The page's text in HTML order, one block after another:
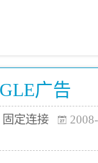
广告
固定连接